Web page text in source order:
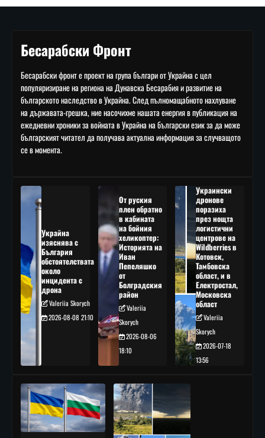
Бесарабски Фронт
Бесарабски фронт е проект на група българи от Украйна с цел
популяризиране на региона на Дунавска Бесарабия и развитие на
българското наследство в Украйна. След пълномащабното нахлуване
на държавата-грешка, ние насочихме нашата енергия в публикация на
ежедневни хроники за войната в Украйна на български език за да може
българският читател да получава актуална информация за случващото
се в момента.
Украйна
изяснява с
България
обстоятелствата
около
инцидента с
дрона
Valeriia Skorych
2026-08-08 21:10
От руския
плен обратно
в кабината
на бойния
хеликоптер:
Историята на
Иван
Пепеляшко
от
Болградския
район
Valeriia
Skorych
2026-08-06
18:10
Украински
дронове
поразиха
през нощта
логистични
центрове на
Wildberries в
Котовск,
Тамбовска
област, и в
Електростал,
Московска
област
Valeriia
Skorych
2026-07-18
13:56